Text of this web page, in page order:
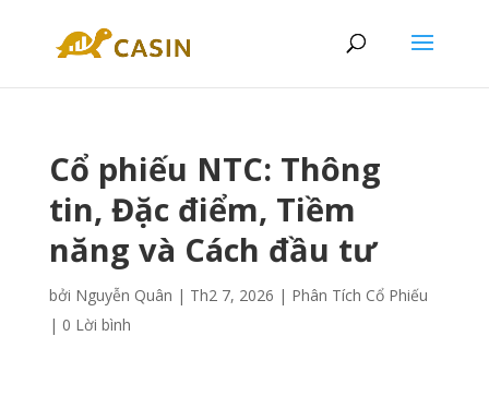
Cổ phiếu NTC: Thông
tin, Đặc điểm, Tiềm
năng và Cách đầu tư
bởi Nguyễn Quân | Th2 7, 2026 | Phân Tích Cổ Phiếu
| 0 Lời bình